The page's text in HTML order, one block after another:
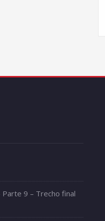
Parte 9 – Trecho final